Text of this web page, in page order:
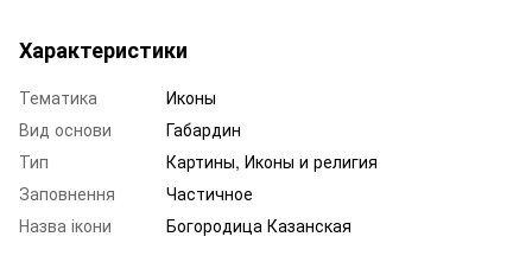
Характеристики
Тематика
Иконы
Вид основи
Габардин
Тип
Картины, Иконы и религия
Заповнення
Частичное
Назва ікони
Богородица Казанская